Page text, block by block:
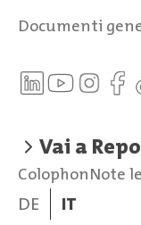
Documenti
Vai a
ColophonNote
DE IT